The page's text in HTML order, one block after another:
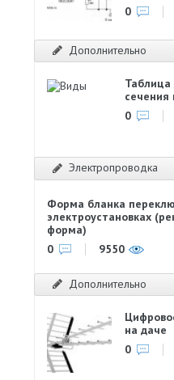
0
Дополнительно
сечения
0
Электропроводка
Форма бланка
электроустановках
форма)
0
9550
Дополнительно
на даче
0